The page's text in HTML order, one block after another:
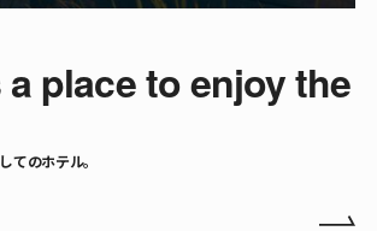
a place to enjoy the
てのホテル。